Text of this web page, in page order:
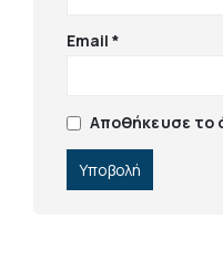
Email*
Αποθήκευσε το